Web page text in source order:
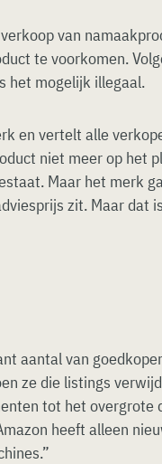
van
te voorkomen.
het mogelijk illegaal.
en vertelt alle
niet meer op het
Maar het merk
zit. Maar dat
aantal van
ze die listings
tot het overgrote
heeft alleen